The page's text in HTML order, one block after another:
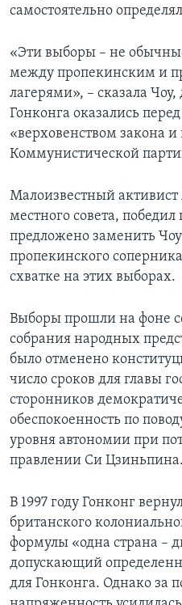
самостоятельно
«Эти выборы – не
между пропекинским и
лагерями», – сказала
Гонконга оказались
«верховенством закона и
Коммунистической
Малоизвестный
местного совета,
предложено заменить
пропекинского
схватке на этих выборах.
Выборы прошли на фоне
собрания народных
было отменено
число сроков для главы
сторонников
обеспокоенность по
уровня автономии при
правлении Си Цзиньпина.
В 1997 году Гонконг
британского
формулы «одна страна –
допускающий
для Гонконга. Однако за